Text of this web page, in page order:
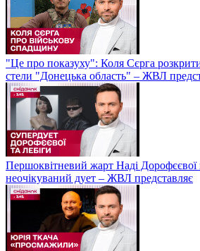
"Це про показуху": Коля Сєрга
стели "Донецька область" – ЖВЛ
Першоквітневий жарт Наді Дорофєєвої
неочікуваний дует – ЖВЛ представляє